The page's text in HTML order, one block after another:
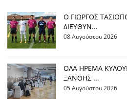
Ο ΓΙΩΡΓΟΣ
ΔΙΕΥΘΥΝ...
08 Αυγούστου 2026
OΛΑ ΗΡΕΜΑ
ΞΑΝΘΗΣ ...
05 Αυγούστου 2026